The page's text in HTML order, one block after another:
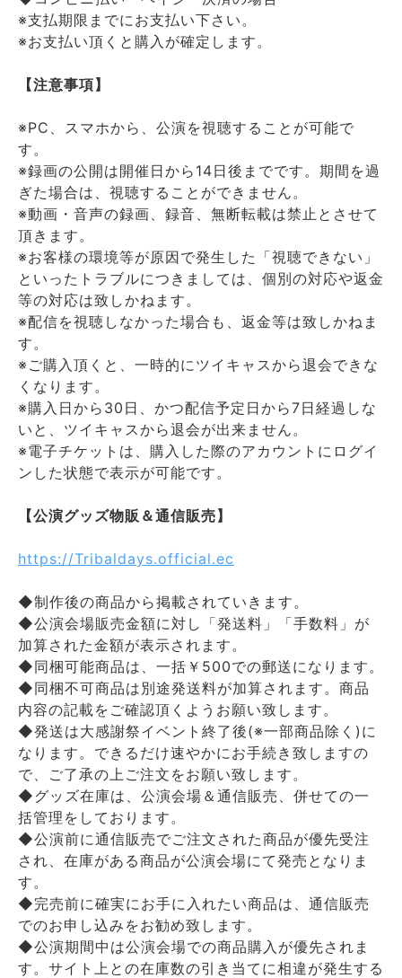
※支払期限までにお支払い下さい。
※お支払い頂くと購入が確定します。
【注意事項】
※PC、スマホから、公演を視聴することが可能で
す。
※録画の公開は開催日から14日後までです。期間を過
ぎた場合は、視聴することができません。
※動画・音声の録画、録音、無断転載は禁止とさせて
頂きます。
※お客様の環境等が原因で発生した「視聴できない」
といったトラブルにつきましては、個別の対応や返金
等の対応は致しかねます。
※配信を視聴しなかった場合も、返金等は致しかねま
す。
※ご購入頂くと、一時的にツイキャスから退会できな
くなります。
※購入日から30日、かつ配信予定日から7日経過しな
いと、ツイキャスから退会が出来ません。
※電子チケットは、購入した際のアカウントにログイ
ンした状態で表示が可能です。
【公演グッズ物販＆通信販売】
https://Tribaldays.official.ec
◆制作後の商品から掲載されていきます。
◆公演会場販売金額に対し「発送料」「手数料」が
加算された金額が表示されます。
◆同梱可能商品は、一括￥500での郵送になります。
◆同梱不可商品は別途発送料が加算されます。商品
内容の記載をご確認頂くようお願い致します。
◆発送は大感謝祭イベント終了後(※一部商品除く)に
なります。できるだけ速やかにお手続き致しますの
で、ご了承の上ご注文をお願い致します。
◆グッズ在庫は、公演会場＆通信販売、併せての一
括管理をしております。
◆公演前に通信販売でご注文された商品が優先受注
され、在庫がある商品が公演会場にて発売となりま
す。
◆完売前に確実にお手に入れたい商品は、通信販売
でのお申し込みをお勧め致します。
◆公演期間中は公演会場での商品購入が優先されま
す。サイト上との在庫数の引き当てに相違が発生する